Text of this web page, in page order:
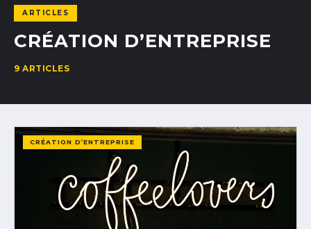
ARTICLES
CRÉATION D’ENTREPRISE
9 ARTICLES
CRÉATION D’ENTREPRISE